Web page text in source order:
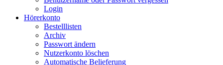
Login
Hörerkonto
Bestelllisten
Archiv
Passwort ändern
Nutzerkonto löschen
Automatische Belieferung